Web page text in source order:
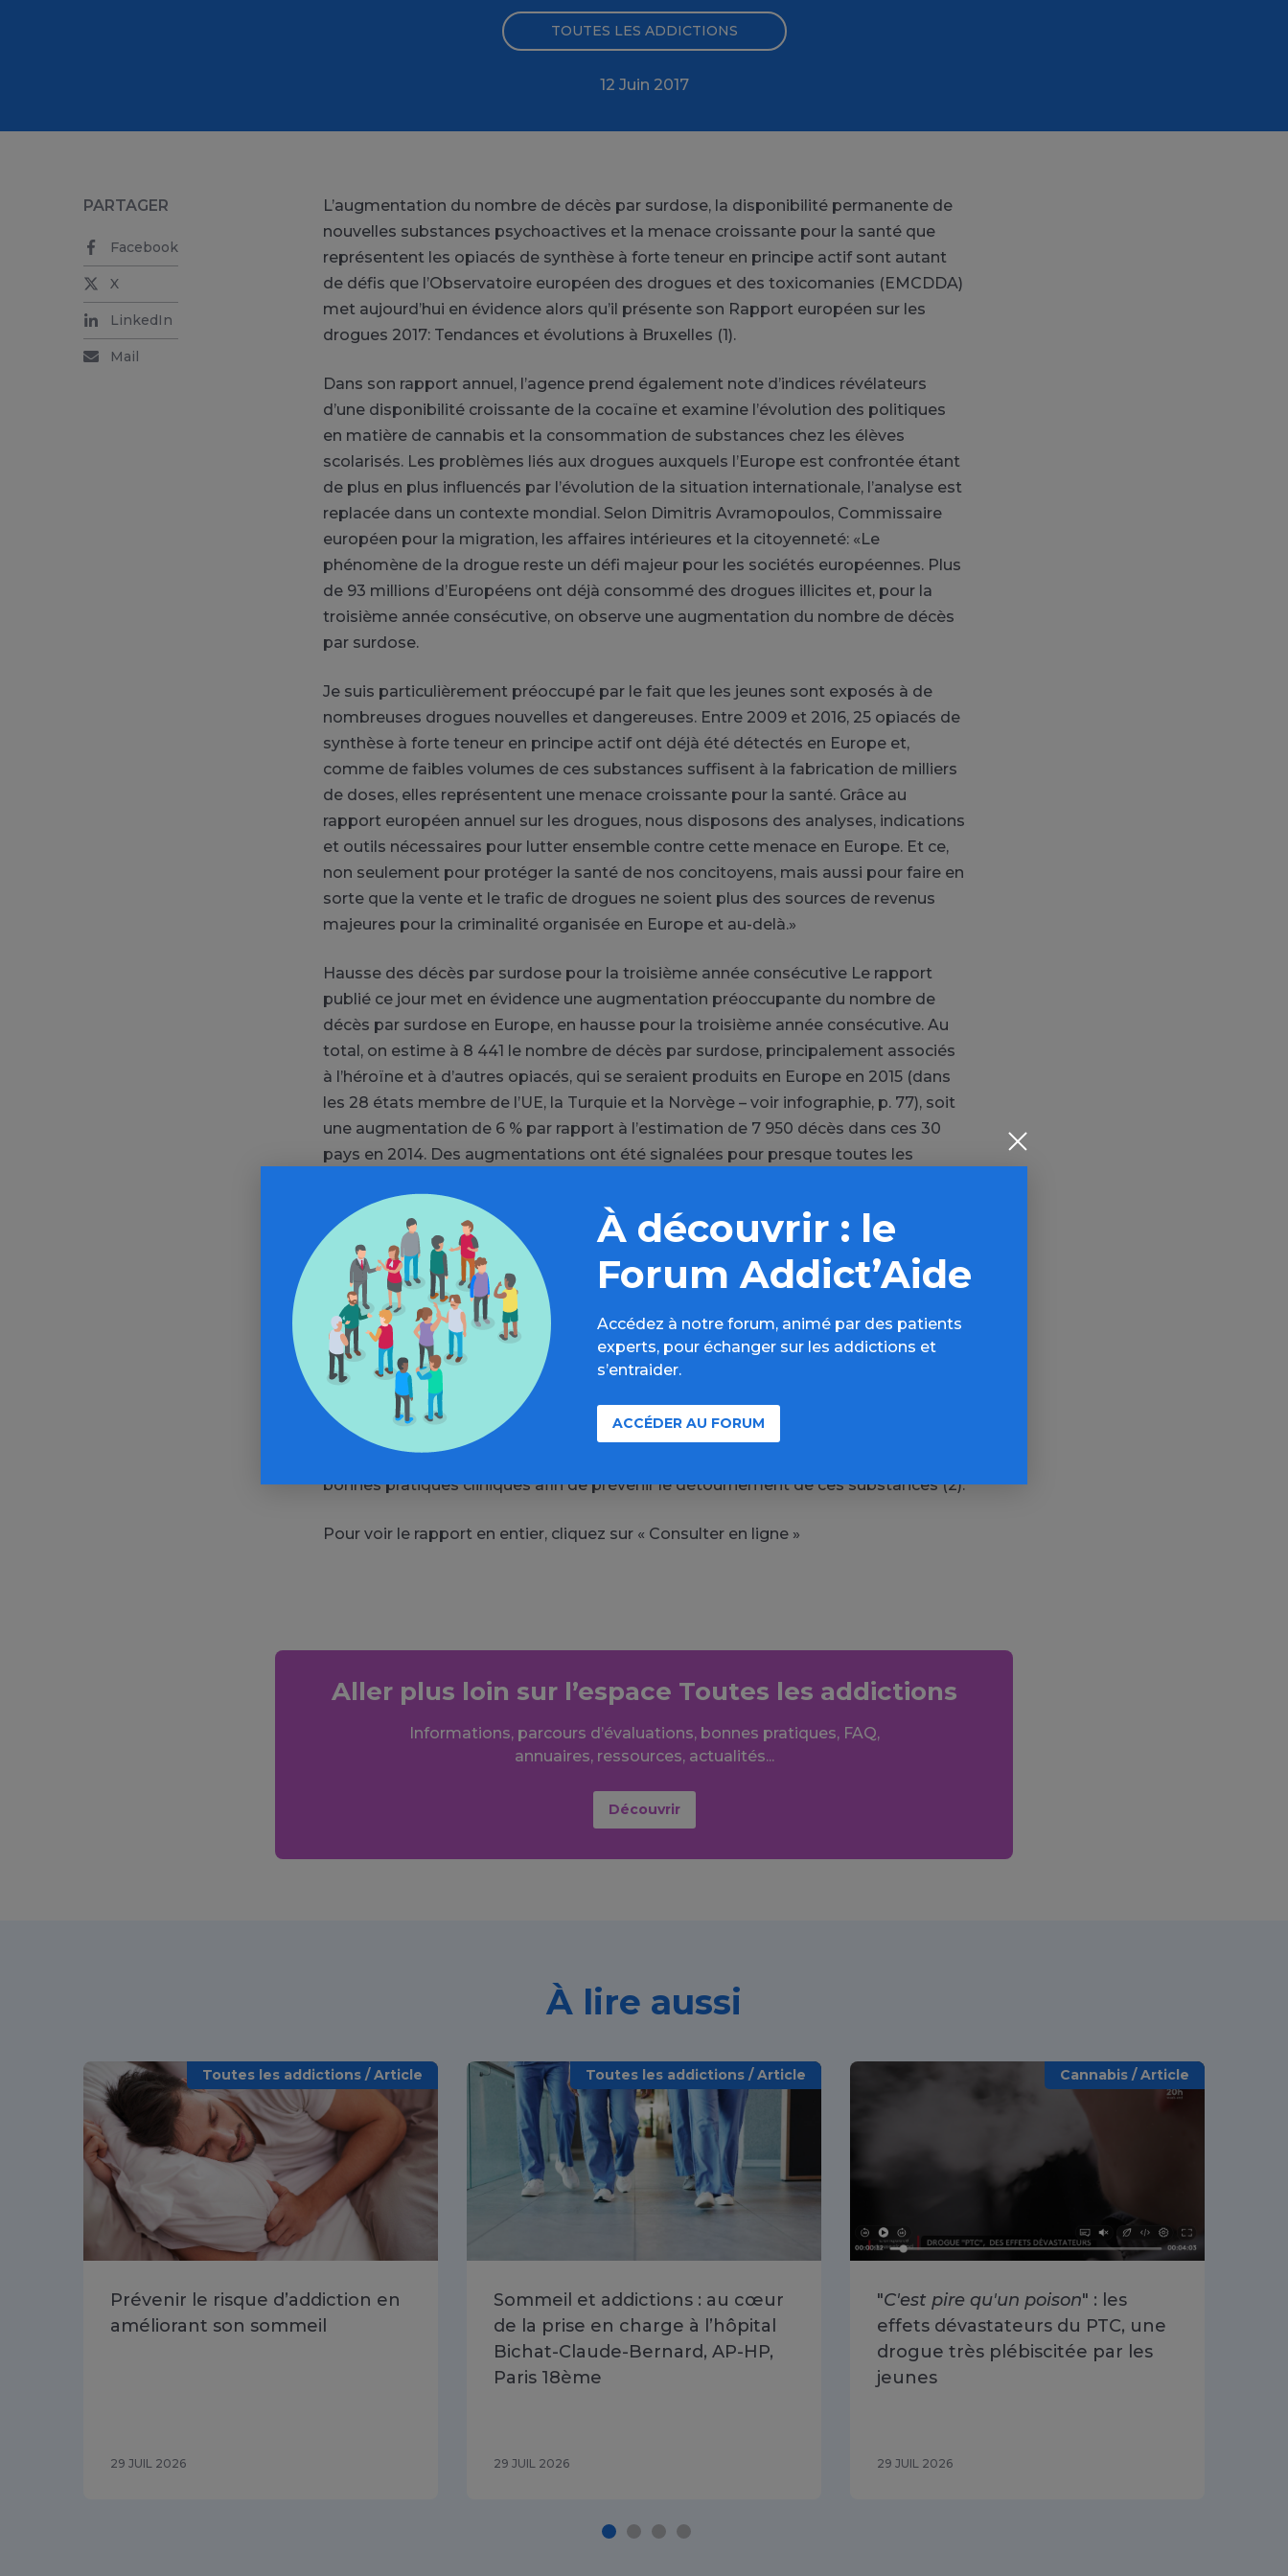
TOUTES LES ADDICTIONS
12 Juin 2017
L’augmentation du nombre de décès par surdose, la disponibilité permanente de
nouvelles substances psychoactives et la menace croissante pour la santé que
représentent les opiacés de synthèse à forte teneur en principe actif sont autant
de défis que l’Observatoire européen des drogues et des toxicomanies (EMCDDA)
met aujourd’hui en évidence alors qu’il présente son Rapport européen sur les
drogues 2017: Tendances et évolutions à Bruxelles (1).
Dans son rapport annuel, l’agence prend également note d’indices révélateurs
d’une disponibilité croissante de la cocaïne et examine l’évolution des politiques
en matière de cannabis et la consommation de substances chez les élèves
scolarisés. Les problèmes liés aux drogues auxquels l’Europe est confrontée étant
de plus en plus influencés par l’évolution de la situation internationale, l’analyse est
replacée dans un contexte mondial. Selon Dimitris Avramopoulos, Commissaire
européen pour la migration, les affaires intérieures et la citoyenneté: «Le
phénomène de la drogue reste un défi majeur pour les sociétés européennes. Plus
de 93 millions d’Européens ont déjà consommé des drogues illicites et, pour la
troisième année consécutive, on observe une augmentation du nombre de décès
par surdose.
Je suis particulièrement préoccupé par le fait que les jeunes sont exposés à de
nombreuses drogues nouvelles et dangereuses. Entre 2009 et 2016, 25 opiacés de
synthèse à forte teneur en principe actif ont déjà été détectés en Europe et,
comme de faibles volumes de ces substances suffisent à la fabrication de milliers
de doses, elles représentent une menace croissante pour la santé. Grâce au
rapport européen annuel sur les drogues, nous disposons des analyses, indications
et outils nécessaires pour lutter ensemble contre cette menace en Europe. Et ce,
non seulement pour protéger la santé de nos concitoyens, mais aussi pour faire en
sorte que la vente et le trafic de drogues ne soient plus des sources de revenus
majeures pour la criminalité organisée en Europe et au-delà.»
Hausse des décès par surdose pour la troisième année consécutive Le rapport
publié ce jour met en évidence une augmentation préoccupante du nombre de
décès par surdose en Europe, en hausse pour la troisième année consécutive. Au
total, on estime à 8 441 le nombre de décès par surdose, principalement associés
à l’héroïne et à d’autres opiacés, qui se seraient produits en Europe en 2015 (dans
les 28 états membre de l’UE, la Turquie et la Norvège – voir infographie, p. 77), soit
une augmentation de 6 % par rapport à l’estimation de 7 950 décès dans ces 30
pays en 2014. Des augmentations ont été signalées pour presque toutes les
En 2015, le nombre de décès par surdose a augmenté en Allemagne, en Lituanie,
aux Pays-Bas, en Suède, au Royaume-Uni et en Turquie. Les usagers
problématiques d’opiacés en Europe (estimés à 1,3 million) représentent l’un des
groupes les plus vulnérables. Les opiacés utilisés dans les traitements de
substitution – principalement la méthadone et la buprénorphine haut dosage –
sont également couramment mentionnés dans les rapports toxicologiques.
Selon les dernières données disponibles, le nombre de décès enregistrés liés à la
méthadone a dépassé celui des décès liés à l’héroïne au Danemark, en Irlande, en
France et en Croatie, ce qui montre qu’il est nécessaire de mettre en place de
bonnes pratiques cliniques afin de prévenir le détournement de ces substances (2).
Pour voir le rapport en entier, cliquez sur « Consulter en ligne »
PARTAGER
Facebook
X
LinkedIn
Mail
Aller plus loin sur l’espace Toutes les addictions
Informations, parcours d’évaluations, bonnes pratiques, FAQ,
annuaires, ressources, actualités...
Découvrir
À lire aussi
Toutes les addictions / Article
Prévenir le risque d’addiction en
améliorant son sommeil
29 JUIL 2026
Toutes les addictions / Article
Sommeil et addictions : au cœur
de la prise en charge à l’hôpital
Bichat-Claude-Bernard, AP-HP,
Paris 18ème
29 JUIL 2026
Cannabis / Article
"C'est pire qu'un poison" : les
effets dévastateurs du PTC, une
drogue très plébiscitée par les
jeunes
29 JUIL 2026
À découvrir : le
Forum Addict’Aide
Accédez à notre forum, animé par des patients
experts, pour échanger sur les addictions et
s’entraider.
ACCÉDER AU FORUM